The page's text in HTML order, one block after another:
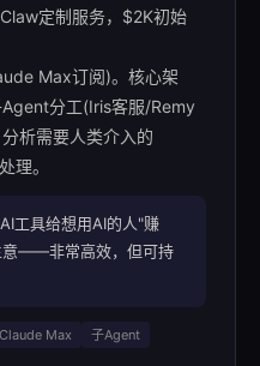
定制服务，$2K初始
Max订阅)。核心架
分工(Iris客服/Remy
析需要人类介入的
理。
工具给想用AI的人"赚
意——非常高效，但可持
Claude Max 子Agent